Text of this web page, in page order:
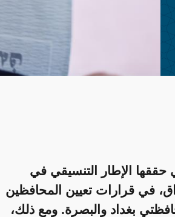
حققها الإطار التنسيقي في
في قرارات تعيين المحافظين
بغداد والبصرة. ومع ذلك،